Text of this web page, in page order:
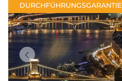
DURCHFÜHRUNGSGARANTIE